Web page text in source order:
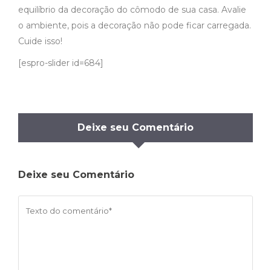
equilíbrio da decoração do cômodo de sua casa. Avalie
o ambiente, pois a decoração não pode ficar carregada.
Cuide isso!
[espro-slider id=684]
Deixe seu Comentário
Deixe seu Comentário